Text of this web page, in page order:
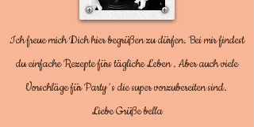
Ich freue mich Dich hier begrüßen zu dürfen. Bei mir findest
du einfache Rezepte fürs tägliche Leben . Aber auch viele
Vorschläge für Party´s die super vorzubereiten sind.
Liebe Grüße bella